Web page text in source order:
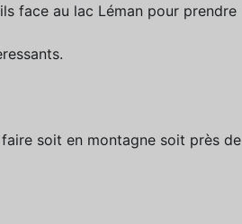
face au lac Léman pour prendre
soit en montagne soit près de